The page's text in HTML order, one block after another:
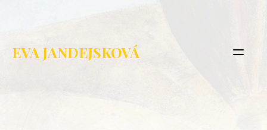
EVA JANDEJSKOVÁ